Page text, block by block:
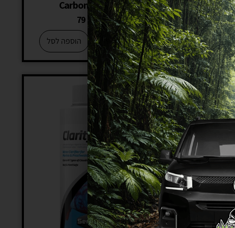
78₪
הוספה לסל
Carbon Small
79 ₪
−
+ הוספה לסל